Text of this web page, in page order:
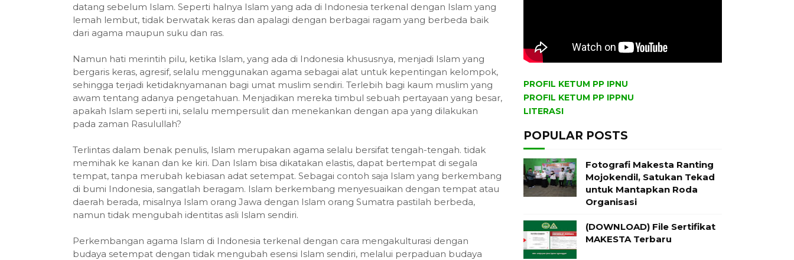
datang sebelum Islam. Seperti halnya Islam yang ada di Indonesia terkenal dengan Islam yang
lemah lembut, tidak berwatak keras dan apalagi dengan berbagai ragam yang berbeda baik
dari agama maupun suku dan ras.
Namun hati merintih pilu, ketika Islam, yang ada di Indonesia khususnya, menjadi Islam yang
bergaris keras, agresif, selalu menggunakan agama sebagai alat untuk kepentingan kelompok,
sehingga terjadi ketidaknyamanan bagi umat muslim sendiri. Terlebih bagi kaum muslim yang
awam tentang adanya pengetahuan. Menjadikan mereka timbul sebuah pertayaan yang besar,
apakah Islam seperti ini, selalu mempersulit dan menekankan dengan apa yang dilakukan
pada zaman Rasulullah?
Terlintas dalam benak penulis, Islam merupakan agama selalu bersifat tengah-tengah. tidak
memihak ke kanan dan ke kiri. Dan Islam bisa dikatakan elastis, dapat bertempat di segala
tempat, tanpa merubah kebiasan adat setempat. Sebagai contoh saja Islam yang berkembang
di bumi Indonesia, sangatlah beragam. Islam berkembang menyesuaikan dengan tempat atau
daerah berada, misalnya Islam orang Jawa dengan Islam orang Sumatra pastilah berbeda,
namun tidak mengubah identitas asli Islam sendiri.
Perkembangan agama Islam di Indonesia terkenal dengan cara mengakulturasi dengan
budaya setempat dengan tidak mengubah esensi Islam sendiri, melalui perpaduan budaya
PROFIL KETUM PP IPNU
PROFIL KETUM PP IPPNU
LITERASI
POPULAR POSTS
Fotografi Makesta Ranting
Mojokendil, Satukan Tekad
untuk Mantapkan Roda
Organisasi
(DOWNLOAD) File Sertifikat
MAKESTA Terbaru